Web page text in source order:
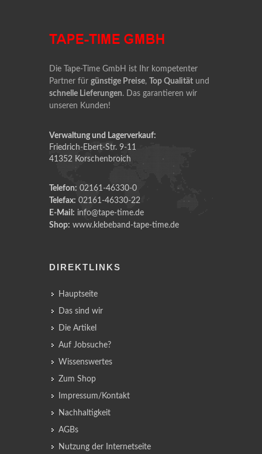
Die Tape-Time GmbH ist Ihr kompetenter
Partner für günstige Preise, Top Qualität und
schnelle Lieferungen. Das garantieren wir
unseren Kunden!
Verwaltung und Lagerverkauf:
Friedrich-Ebert-Str. 9-11
41352 Korschenbroich
Telefon: 02161-46330-0
Telefax: 02161-46330-22
E-Mail: info@tape-time.de
Shop: www.klebeband-tape-time.de
DIREKTLINKS
Hauptseite
Das sind wir
Die Artikel
Auf Jobsuche?
Wissenswertes
Zum Shop
Impressum/Kontakt
Nachhaltigkeit
AGBs
Nutzung der Internetseite